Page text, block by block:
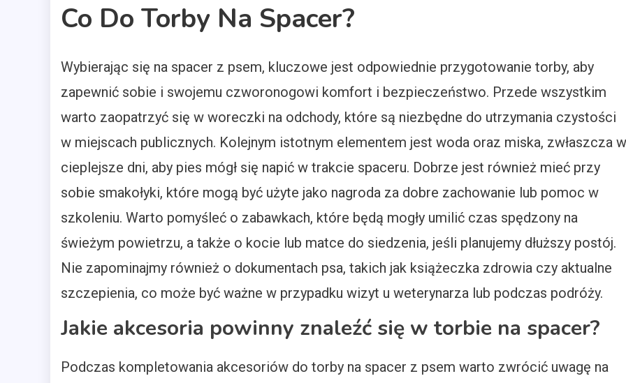
Co Do Torby Na Spacer?
Wybierając się na spacer z psem, kluczowe jest odpowiednie przygotowanie torby, aby
zapewnić sobie i swojemu czworonogowi komfort i bezpieczeństwo. Przede wszystkim
warto zaopatrzyć się w woreczki na odchody, które są niezbędne do utrzymania czystości
w miejscach publicznych. Kolejnym istotnym elementem jest woda oraz miska, zwłaszcza w
cieplejsze dni, aby pies mógł się napić w trakcie spaceru. Dobrze jest również mieć przy
sobie smakołyki, które mogą być użyte jako nagroda za dobre zachowanie lub pomoc w
szkoleniu. Warto pomyśleć o zabawkach, które będą mogły umilić czas spędzony na
świeżym powietrzu, a także o kocie lub matce do siedzenia, jeśli planujemy dłuższy postój.
Nie zapominajmy również o dokumentach psa, takich jak książeczka zdrowia czy aktualne
szczepienia, co może być ważne w przypadku wizyt u weterynarza lub podczas podróży.
Jakie akcesoria powinny znaleźć się w torbie na spacer?
Podczas kompletowania akcesoriów do torby na spacer z psem warto zwrócić uwagę na